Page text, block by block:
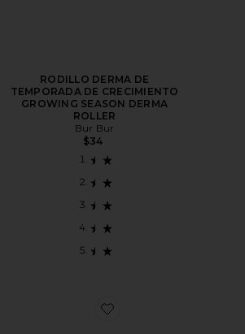
RODILLO DERMA DE
TEMPORADA DE CRECIMIENTO
GROWING SEASON DERMA
ROLLER
Bur Bur
$34
Favorite SUPER SET DE SPA